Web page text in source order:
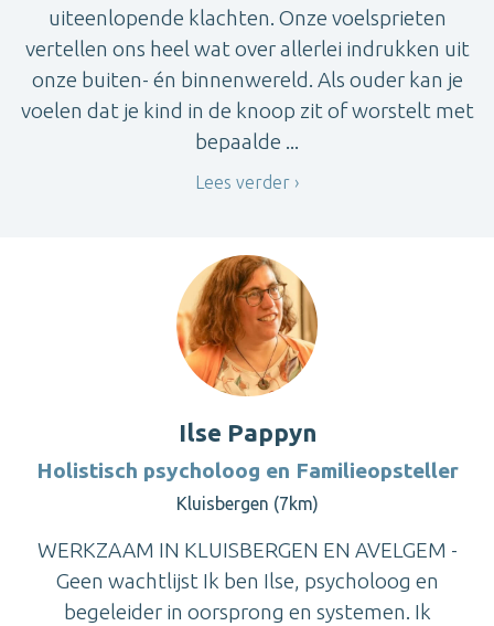
uiteenlopende klachten. Onze voelsprieten
vertellen ons heel wat over allerlei indrukken uit
onze buiten- én binnenwereld. Als ouder kan je
voelen dat je kind in de knoop zit of worstelt met
bepaalde ...
Lees verder
Ilse Pappyn
Holistisch psycholoog en Familieopsteller
Kluisbergen (7km)
WERKZAAM IN KLUISBERGEN EN AVELGEM -
Geen wachtlijst Ik ben Ilse, psycholoog en
begeleider in oorsprong en systemen. Ik